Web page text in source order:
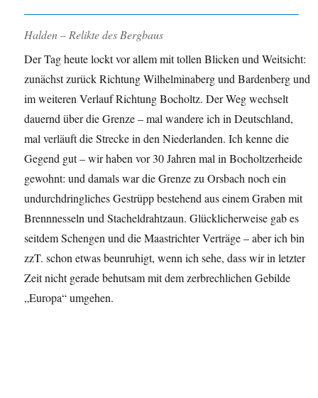
Halden – Relikte des Bergbaus
Der Tag heute lockt vor allem mit tollen Blicken und Weitsicht:
zunächst zurück Richtung Wilhelminaberg und Bardenberg und
im weiteren Verlauf Richtung Bocholtz. Der Weg wechselt
dauernd über die Grenze – mal wandere ich in Deutschland,
mal verläuft die Strecke in den Niederlanden. Ich kenne die
Gegend gut – wir haben vor 30 Jahren mal in Bocholtzerheide
gewohnt: und damals war die Grenze zu Orsbach noch ein
undurchdringliches Gestrüpp bestehend aus einem Graben mit
Brennnesseln und Stacheldrahtzaun. Glücklicherweise gab es
seitdem Schengen und die Maastrichter Verträge – aber ich bin
zzT. schon etwas beunruhigt, wenn ich sehe, dass wir in letzter
Zeit nicht gerade behutsam mit dem zerbrechlichen Gebilde
„Europa“ umgehen.